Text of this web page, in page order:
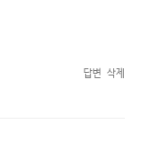
답변 삭제